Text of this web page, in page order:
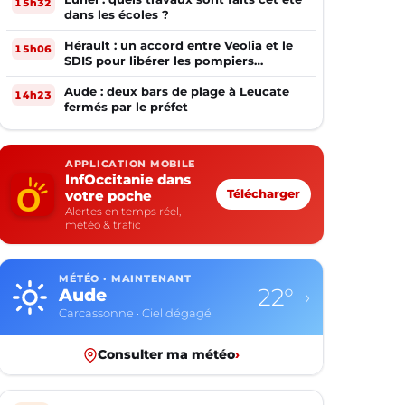
dans les écoles ?
15h06
Hérault : un accord entre Veolia et le
SDIS pour libérer les pompiers
volontaires
14h23
Aude : deux bars de plage à Leucate
fermés par le préfet
APPLICATION MOBILE
InfOccitanie dans
votre poche
Alertes en temps réel,
météo & trafic
Télécharger
MÉTÉO · MAINTENANT
Aveyron
Rodez · Ciel dégagé
15° ›
Consulter ma météo›